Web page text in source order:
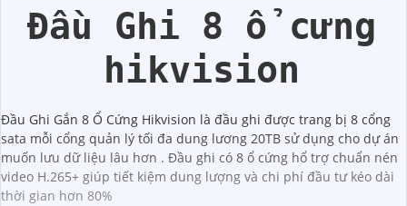
Đầu Ghi 8 ổ cưng
hikvision
Đầu Ghi Gắn 8 Ổ Cứng Hikvision là đầu ghi được trang bị 8 cổng
sata mỗi cổng quản lý tối đa dung lương 20TB sử dụng cho dự án
muốn lưu dữ liệu lâu hơn . Đầu ghi có 8 ổ cứng hổ trợ chuẩn nén
video H.265+ giúp tiết kiệm dung lượng và chi phí đầu tư kéo dài
thời gian hơn 80%